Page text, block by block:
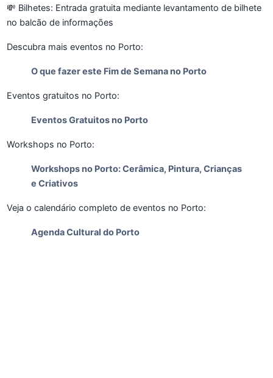
💸 Bilhetes: Entrada gratuita mediante levantamento de bilhete
no balcão de informações
Descubra mais eventos no Porto:
O que fazer este Fim de Semana no Porto
Eventos gratuitos no Porto:
Eventos Gratuitos no Porto
Workshops no Porto:
Workshops no Porto: Cerâmica, Pintura, Crianças
e Criativos
Veja o calendário completo de eventos no Porto:
Agenda Cultural do Porto